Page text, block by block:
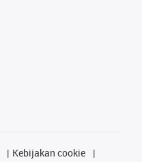
Kebijakan cookie